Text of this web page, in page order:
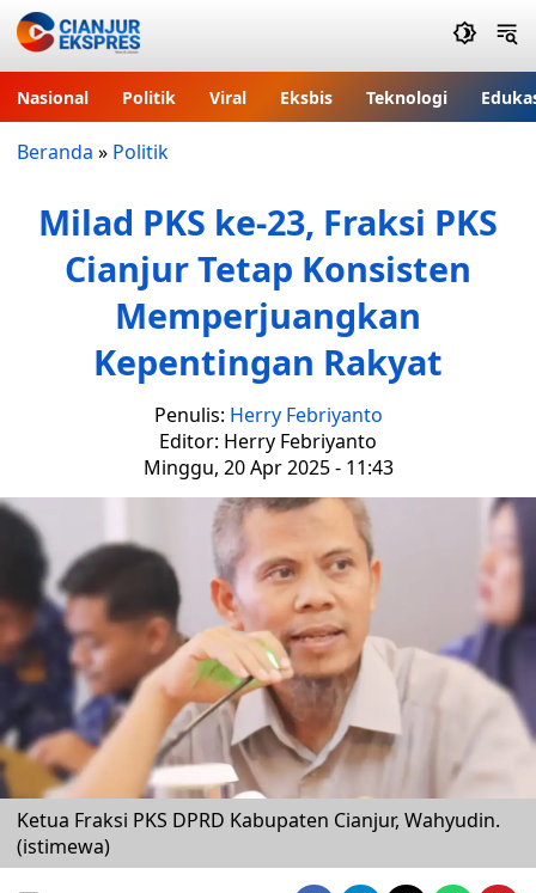
Nasional Politik Viral Eksbis Teknologi
Beranda » Politik
Milad PKS ke-23, Fraksi PKS
Cianjur Tetap Konsisten
Memperjuangkan
Kepentingan Rakyat
Penulis: Herry Febriyanto
Editor: Herry Febriyanto
Minggu, 20 Apr 2025 - 11:43
Ketua Fraksi PKS DPRD Kabupaten Cianjur, Wahyudin.
(istimewa)